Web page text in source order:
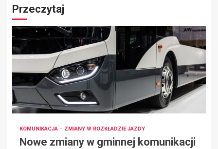
Przeczytaj
KOMUNIKACJA ZMIANY W ROZKŁADZIE JAZDY
Nowe zmiany w gminnej komunikacji